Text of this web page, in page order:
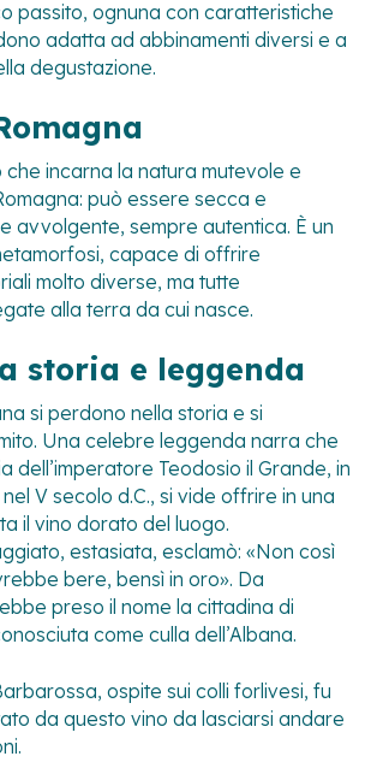
passito, ognuna con caratteristiche
adatta ad abbinamenti diversi e a
degustazione.
che incarna la natura mutevole e
può essere secca e
avvolgente, sempre autentica. È un
capace di offrire
molto diverse, ma tutte
alla terra da cui nasce.
storia e leggenda
si perdono nella storia e si
Una celebre leggenda narra che
dell’imperatore Teodosio il Grande, in
V secolo d.C., si vide offrire in una
il vino dorato del luogo.
estasiata, esclamò: «Non così
bere, bensì in oro». Da
preso il nome la cittadina di
come culla dell’Albana.
ospite sui colli forlivesi, fu
da questo vino da lasciarsi andare